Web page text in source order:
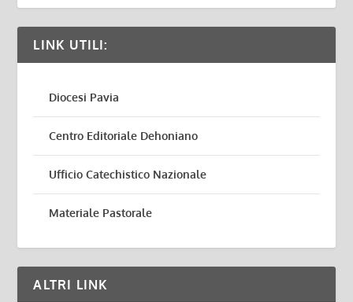
LINK UTILI:
Diocesi Pavia
Centro Editoriale Dehoniano
Ufficio Catechistico Nazionale
Materiale Pastorale
ALTRI LINK